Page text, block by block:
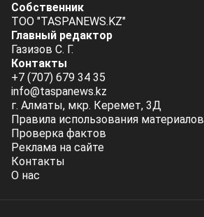
Собственник
ТОО "TASPANEWS.KZ"
Главный редактор
Газизов С. Г.
Контакты
+7 (707) 679 34 35
info@taspanews.kz
г. Алматы, мкр. Керемет, 3Д
Правила использования материалов
Проверка фактов
Реклама на сайте
Контакты
О нас